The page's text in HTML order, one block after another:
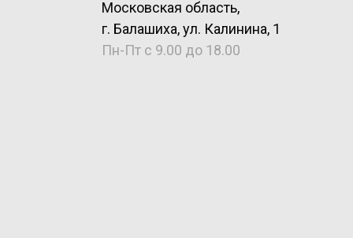
Московская область,
г. Балашиха, ул. Калинина, 1
Пн-Пт с 9.00 до 18.00